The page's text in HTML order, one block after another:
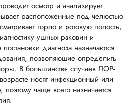
осмотр и анализирует
расположенные под челюстью
горло и ротовую полость,
ушных раковин и
диагноза назначаются
позволяющие определить
В большинстве случаев ЛОР-
носят инфекционный или
поэтому чаще всего назначается